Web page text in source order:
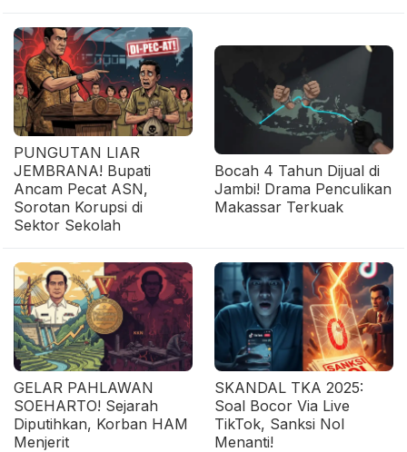
PUNGUTAN LIAR
JEMBRANA! Bupati
Ancam Pecat ASN,
Sorotan Korupsi di
Sektor Sekolah
Bocah 4 Tahun Dijual di
Jambi! Drama Penculikan
Makassar Terkuak
GELAR PAHLAWAN
SOEHARTO! Sejarah
Diputihkan, Korban HAM
Menjerit
SKANDAL TKA 2025:
Soal Bocor Via Live
TikTok, Sanksi Nol
Menanti!